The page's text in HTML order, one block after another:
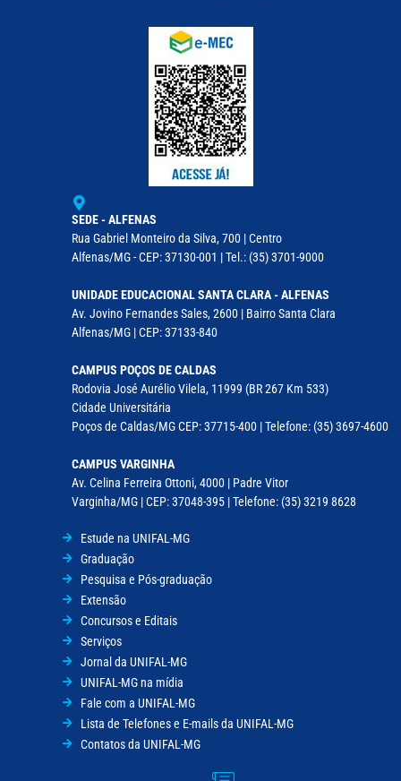
SEDE - ALFENAS
Rua Gabriel Monteiro da Silva, 700 | Centro
Alfenas/MG - CEP: 37130-001 | Tel.: (35) 3701-9000
UNIDADE EDUCACIONAL SANTA CLARA - ALFENAS
Av. Jovino Fernandes Sales, 2600 | Bairro Santa Clara
Alfenas/MG | CEP: 37133-840
CAMPUS POÇOS DE CALDAS
Rodovia José Aurélio Vilela, 11999 (BR 267 Km 533)
Cidade Universitária
Poços de Caldas/MG CEP: 37715-400 | Telefone: (35) 3697-4600
CAMPUS VARGINHA
Av. Celina Ferreira Ottoni, 4000 | Padre Vitor
Varginha/MG | CEP: 37048-395 | Telefone: (35) 3219 8628
Estude na UNIFAL-MG
Graduação
Pesquisa e Pós-graduação
Extensão
Concursos e Editais
Serviços
Jornal da UNIFAL-MG
UNIFAL-MG na mídia
Fale com a UNIFAL-MG
Lista de Telefones e E-mails da UNIFAL-MG
Contatos da UNIFAL-MG